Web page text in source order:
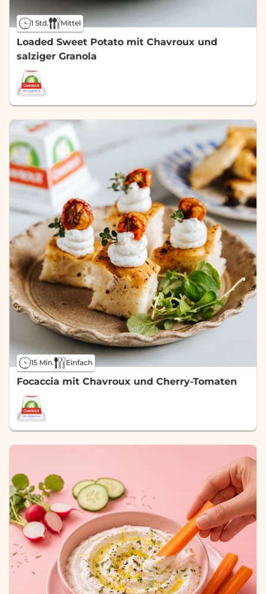
1 Std. Mittel
Loaded Sweet Potato mit Chavroux und
salziger Granola
15 Min. Einfach
Focaccia mit Chavroux und Cherry-Tomaten